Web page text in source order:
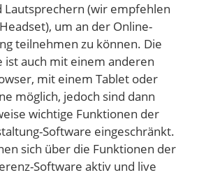
Lautsprechern (wir empfehlen
um an der Online-
teilnehmen zu können. Die
ist auch mit einem anderen
mit einem Tablet oder
möglich, jedoch sind dann
wichtige Funktionen der
Software eingeschränkt.
sich über die Funktionen der
Software aktiv und live